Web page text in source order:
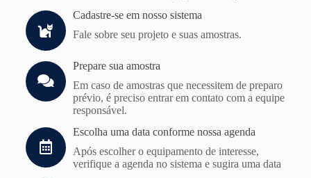
Cadastre-se em nosso sistema
Fale sobre seu projeto e suas amostras.
Prepare sua amostra
Em caso de amostras que necessitem de preparo
prévio, é preciso entrar em contato com a equipe
responsável.
Escolha uma data conforme nossa agenda
Após escolher o equipamento de interesse,
verifique a agenda no sistema e sugira uma data